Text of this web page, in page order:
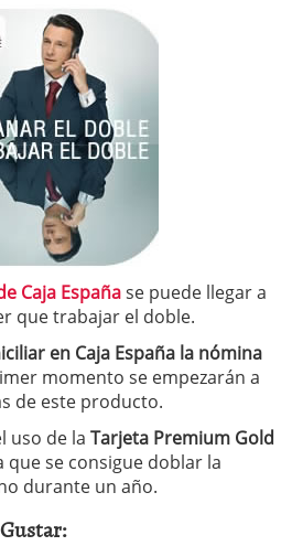
Caja Españase puede llegar a
que trabajar el doble.
en Caja España la nómina
momento se empezarán a
de este producto.
uso de la Tarjeta Premium Gold
que se consigue doblar la
durante un año.